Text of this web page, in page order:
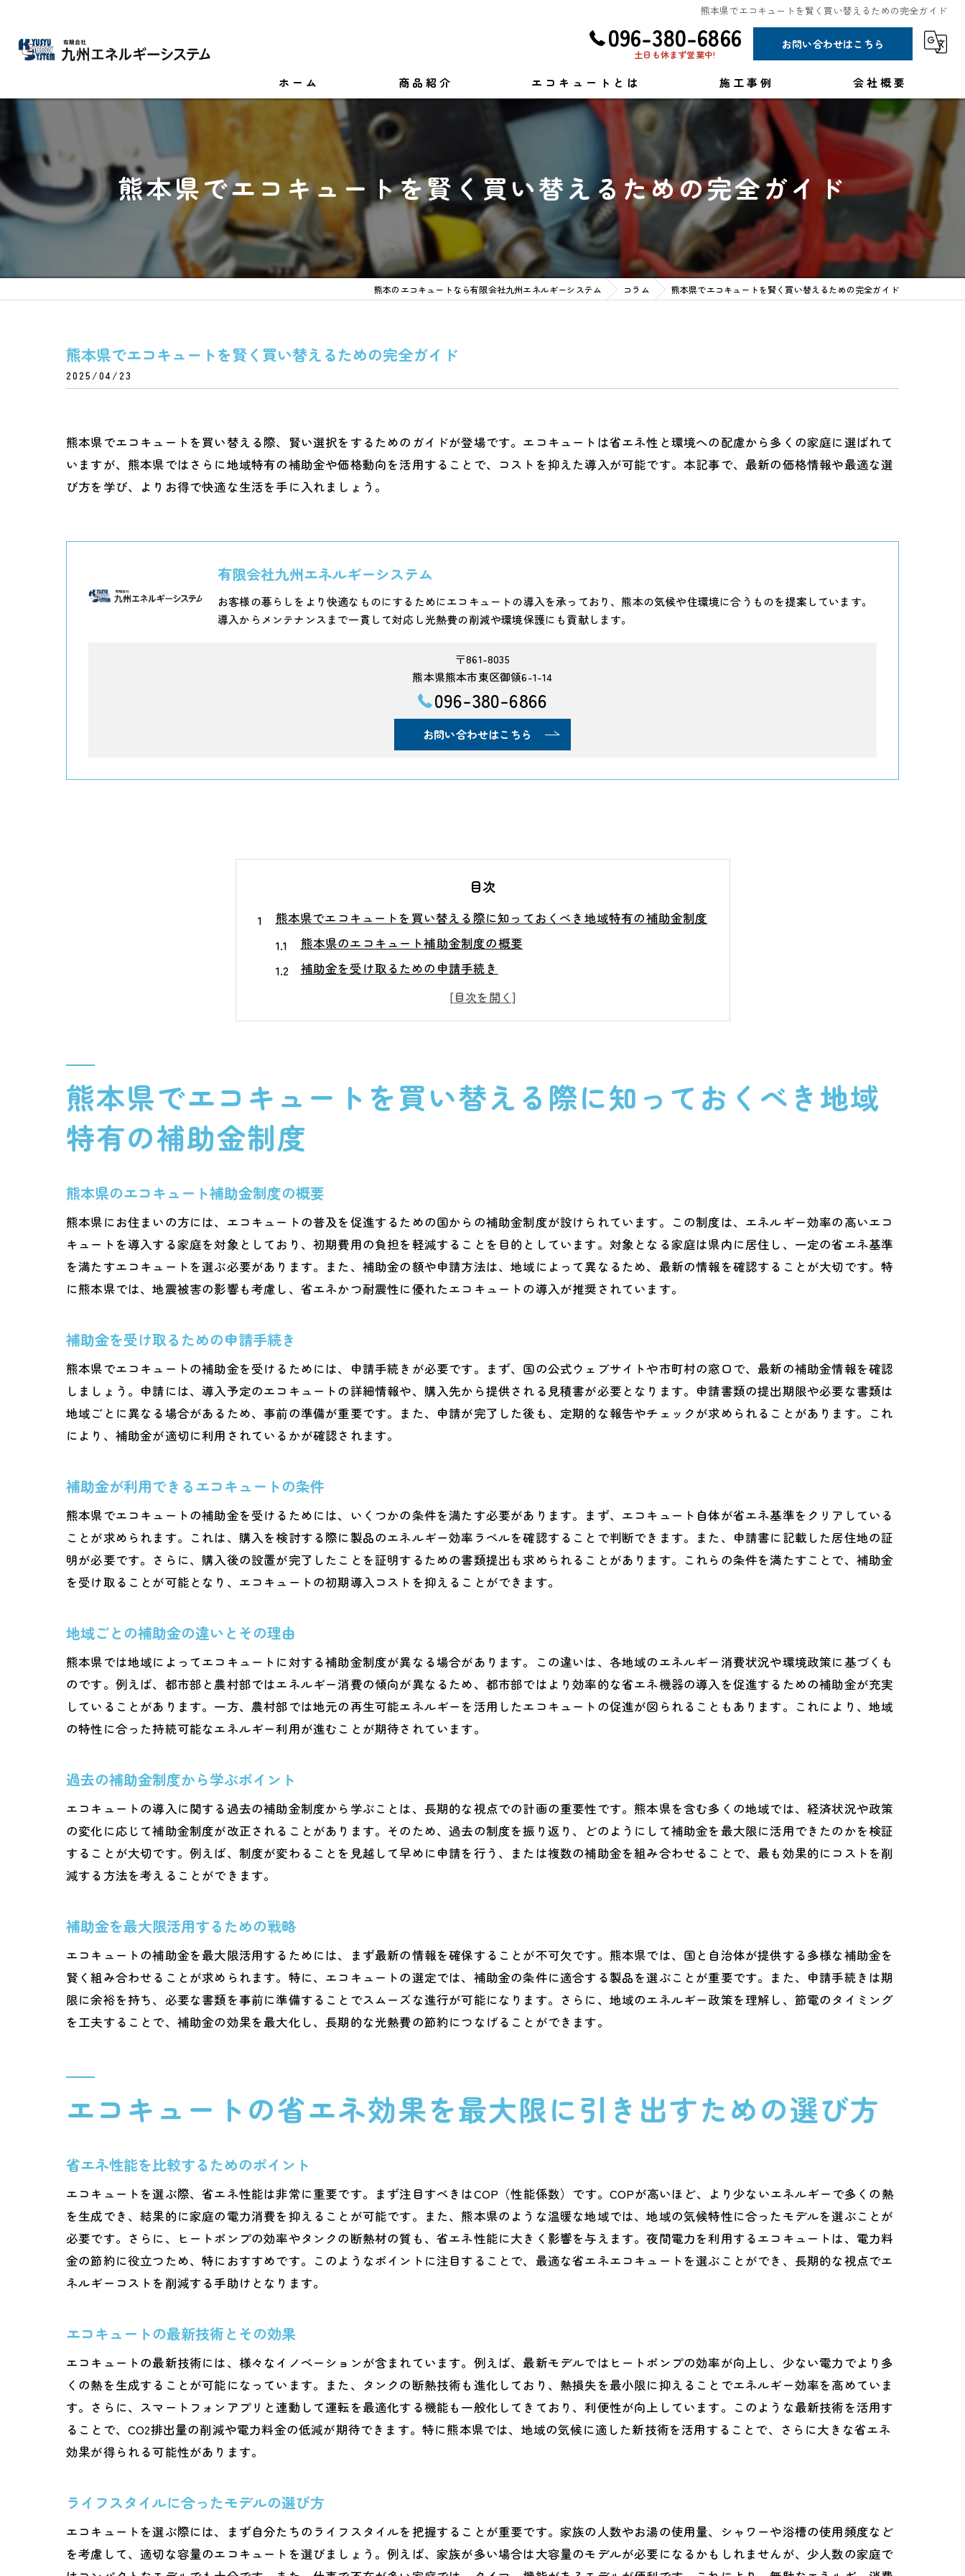
熊本県でエコキュートを賢く買い替えるための完全ガイド
096-380-6866
土日も休まず営業中!
お問い合わせはこちら
ホーム 商品紹介 エコキュートとは 施工事例 会社概要
コラム
熊本県でエコキュートを賢く買い替えるための完全ガイド
熊本のエコキュートなら有限会社九州エネルギーシステム コラム 熊本県でエコキュートを賢く買い替えるための完全ガイド
熊本県でエコキュートを賢く買い替えるための完全ガイド
2025/04/23
熊本県でエコキュートを買い替える際、賢い選択をするためのガイドが登場です。エコキュートは省エネ性と環境への配慮から多くの家庭に選ばれて
いますが、熊本県ではさらに地域特有の補助金や価格動向を活用することで、コストを抑えた導入が可能です。本記事で、最新の価格情報や最適な選
び方を学び、よりお得で快適な生活を手に入れましょう。
有限会社九州エネルギーシステム
お客様の暮らしをより快適なものにするためにエコキュートの導入を承っており、熊本の気候や住環境に合うものを提案しています。
導入からメンテナンスまで一貫して対応し光熱費の削減や環境保護にも貢献します。
〒861-8035
熊本県熊本市東区御領6-1-14
096-380-6866
お問い合わせはこちら
目次
熊本県でエコキュートを買い替える際に知っておくべき地域特有の補助金制度
熊本県のエコキュート補助金制度の概要
補助金を受け取るための申請手続き
補助金が利用できるエコキュートの条件
地域ごとの補助金の違いとその理由
エコキュートの省エネ効果を最大限に引き出すための選び方
エコキュートの最新技術とその効果
長期的な視点でのコストパフォーマンス
維持費を抑えるための選定基準
専門家に聞くエコキュート選びのコツ
熊本県の気候に適したエコキュートのモデル選びのコツ
熊本県の気候とエコキュート性能の関係
気候に応じたモデル選びの成功事例
地域特性を活かしたエコキュートの活用法
熊本県の気象データを参考にした選択
エコキュート買い替えで利用できる最新の熊本県補助金情報
補助金適用のための具体的条件
申請のタイミングと注意点
過去の補助金情報と今年の違い
補助金を活用した賢い買い替え術
熊本県でのエコキュート買い替えを賢くするためのチェックポイント
保証期間とアフターサービスの確認
設置場所の最適化による効率アップ
古いエコキュートの処分方法
電気代削減による経済的効果
環境負荷の軽減と地域貢献
エコキュート利用者の声と体験談
エコキュート購入で熊本県の電力会社の特典を最大限活用する方法
電力会社の特典プログラムの種類
特典を活用した賢い購入のタイミング
地域密着型電力会社の選び方
特典を活用した成功事例の紹介
エコキュートの価格推移とその要因
価格変動に影響を与える外部要因
お得な購入時期の予測とその理由
価格動向を見極めるための情報源
今後の技術革新と価格への影響
熊本県でエコキュートを買い替える際に知っておくべき地域
特有の補助金制度
熊本県のエコキュート補助金制度の概要
熊本県にお住まいの方には、エコキュートの普及を促進するための国からの補助金制度が設けられています。この制度は、エネルギー効率の高いエコ
キュートを導入する家庭を対象としており、初期費用の負担を軽減することを目的としています。対象となる家庭は県内に居住し、一定の省エネ基準
を満たすエコキュートを選ぶ必要があります。また、補助金の額や申請方法は、地域によって異なるため、最新の情報を確認することが大切です。特
に熊本県では、地震被害の影響も考慮し、省エネかつ耐震性に優れたエコキュートの導入が推奨されています。
補助金を受け取るための申請手続き
熊本県でエコキュートの補助金を受けるためには、申請手続きが必要です。まず、国の公式ウェブサイトや市町村の窓口で、最新の補助金情報を確認
しましょう。申請には、導入予定のエコキュートの詳細情報や、購入先から提供される見積書が必要となります。申請書類の提出期限や必要な書類は
地域ごとに異なる場合があるため、事前の準備が重要です。また、申請が完了した後も、定期的な報告やチェックが求められることがあります。これ
により、補助金が適切に利用されているかが確認されます。
補助金が利用できるエコキュートの条件
熊本県でエコキュートの補助金を受けるためには、いくつかの条件を満たす必要があります。まず、エコキュート自体が省エネ基準をクリアしている
ことが求められます。これは、購入を検討する際に製品のエネルギー効率ラベルを確認することで判断できます。また、申請書に記載した居住地の証
明が必要です。さらに、購入後の設置が完了したことを証明するための書類提出も求められることがあります。これらの条件を満たすことで、補助金
を受け取ることが可能となり、エコキュートの初期導入コストを抑えることができます。
地域ごとの補助金の違いとその理由
熊本県では地域によってエコキュートに対する補助金制度が異なる場合があります。この違いは、各地域のエネルギー消費状況や環境政策に基づくも
のです。例えば、都市部と農村部ではエネルギー消費の傾向が異なるため、都市部ではより効率的な省エネ機器の導入を促進するための補助金が充実
していることがあります。一方、農村部では地元の再生可能エネルギーを活用したエコキュートの促進が図られることもあります。これにより、地域
の特性に合った持続可能なエネルギー利用が進むことが期待されています。
過去の補助金制度から学ぶポイント
エコキュートの導入に関する過去の補助金制度から学ぶことは、長期的な視点での計画の重要性です。熊本県を含む多くの地域では、経済状況や政策
の変化に応じて補助金制度が改正されることがあります。そのため、過去の制度を振り返り、どのようにして補助金を最大限に活用できたのかを検証
することが大切です。例えば、制度が変わることを見越して早めに申請を行う、または複数の補助金を組み合わせることで、最も効果的にコストを削
減する方法を考えることができます。
補助金を最大限活用するための戦略
エコキュートの補助金を最大限活用するためには、まず最新の情報を確保することが不可欠です。熊本県では、国と自治体が提供する多様な補助金を
賢く組み合わせることが求められます。特に、エコキュートの選定では、補助金の条件に適合する製品を選ぶことが重要です。また、申請手続きは期
限に余裕を持ち、必要な書類を事前に準備することでスムーズな進行が可能になります。さらに、地域のエネルギー政策を理解し、節電のタイミング
を工夫することで、補助金の効果を最大化し、長期的な光熱費の節約につなげることができます。
エコキュートの省エネ効果を最大限に引き出すための選び方
省エネ性能を比較するためのポイント
エコキュートを選ぶ際、省エネ性能は非常に重要です。まず注目すべきはCOP（性能係数）です。COPが高いほど、より少ないエネルギーで多くの熱
を生成でき、結果的に家庭の電力消費を抑えることが可能です。また、熊本県のような温暖な地域では、地域の気候特性に合ったモデルを選ぶことが
必要です。さらに、ヒートポンプの効率やタンクの断熱材の質も、省エネ性能に大きく影響を与えます。夜間電力を利用するエコキュートは、電力料
金の節約に役立つため、特におすすめです。このようなポイントに注目することで、最適な省エネエコキュートを選ぶことができ、長期的な視点でエ
ネルギーコストを削減する手助けとなります。
エコキュートの最新技術とその効果
エコキュートの最新技術には、様々なイノベーションが含まれています。例えば、最新モデルではヒートポンプの効率が向上し、少ない電力でより多
くの熱を生成することが可能になっています。また、タンクの断熱技術も進化しており、熱損失を最小限に抑えることでエネルギー効率を高めていま
す。さらに、スマートフォンアプリと連動して運転を最適化する機能も一般化してきており、利便性が向上しています。このような最新技術を活用す
ることで、CO2排出量の削減や電力料金の低減が期待できます。特に熊本県では、地域の気候に適した新技術を活用することで、さらに大きな省エネ
効果が得られる可能性があります。
ライフスタイルに合ったモデルの選び方
エコキュートを選ぶ際には、まず自分たちのライフスタイルを把握することが重要です。家族の人数やお湯の使用量、シャワーや浴槽の使用頻度など
を考慮して、適切な容量のエコキュートを選びましょう。例えば、家族が多い場合は大容量のモデルが必要になるかもしれませんが、少人数の家庭で